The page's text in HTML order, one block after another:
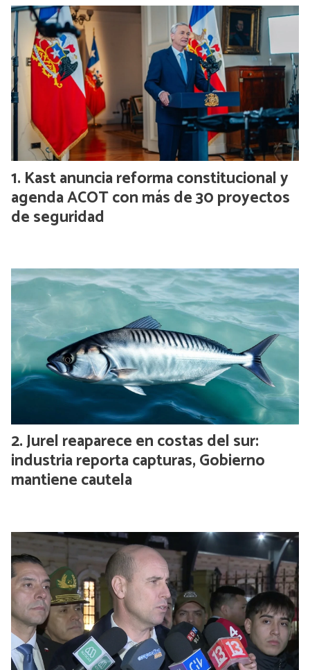
Kast anuncia reforma constitucional y
agenda ACOT con más de 30 proyectos
de seguridad
Jurel reaparece en costas del sur:
industria reporta capturas, Gobierno
mantiene cautela